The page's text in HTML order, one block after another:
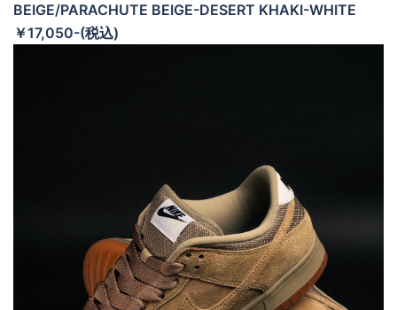
BEIGE/PARACHUTE BEIGE-DESERT KHAKI-WHITE
￥17,050-(税込)